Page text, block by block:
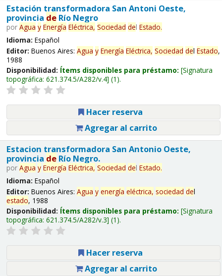
Estación transformadora San Antoni Oeste,
provincia deRío Negro
por Agua y Energía Eléctrica, Sociedad del Estado.
Idioma: Español
Editor: Buenos Aires: Agua y Energía Eléctrica, Sociedad del Estado,
1988
Disponibilidad: Ítems disponibles para préstamo: Signatura
topográfica: 621.374.5/A282/v.4 (1).
Hacer reserva
Agregar al carrito
Estacion transformadora San Antonio Oeste,
provincia deRío Negro.
por Agua y Energía Eléctrica, Sociedad del Estado.
Idioma: Español
Editor: Buenos Aires: Agua y energía eléctrica, sociedad del
estado, 1988
Disponibilidad: Ítems disponibles para préstamo: Signatura
topográfica: 621.374.5/A282/v.3 (1).
Hacer reserva
Agregar al carrito